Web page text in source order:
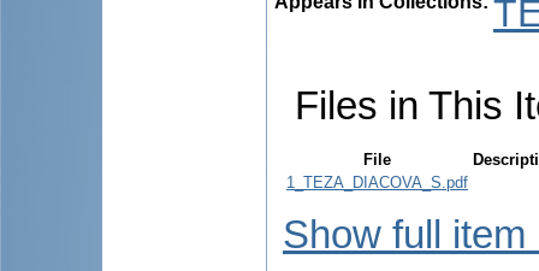
Files in This
File
1_TEZA_DIACOVA_S.pdf
Show full item